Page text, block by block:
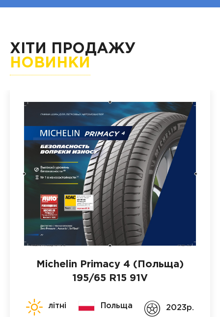
ХІТИ ПРОДАЖУ
НОВИНКИ
Michelin Primacy 4 (Польща)
195/65 R15 91V
літні Польща 2023p.